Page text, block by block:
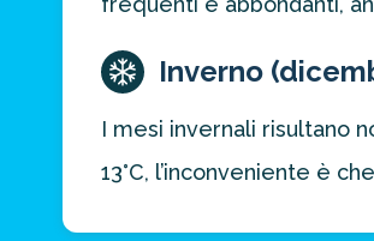
Inverno
I mesi invernali risultano
13°C, l’inconveniente è